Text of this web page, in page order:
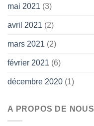
mai 2021 (3)
avril 2021 (2)
mars 2021 (2)
février 2021 (6)
décembre 2020 (1)
A PROPOS DE NOUS